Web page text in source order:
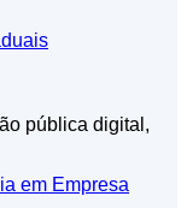
em Empresa
pública digital,